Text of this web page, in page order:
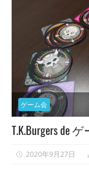
と
か
開
業
て
ゲーム会
T.K.Burgers de
2020年9月27日